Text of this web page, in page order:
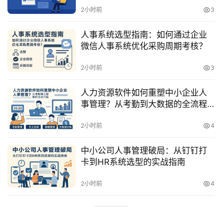
2小时前 3
人事系统选型指南：如何通过企业
微信人事系统优化采购周期考核？
2小时前 3
人力资源软件如何重塑中小企业人
事管理？从考勤到大数据的全流程
2小时前 4
中小公司人事管理破局：从钉钉打
卡到HR系统选型的实战指南
2小时前 4